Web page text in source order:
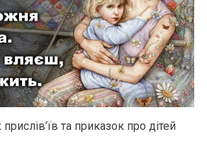
та приказок про дітей